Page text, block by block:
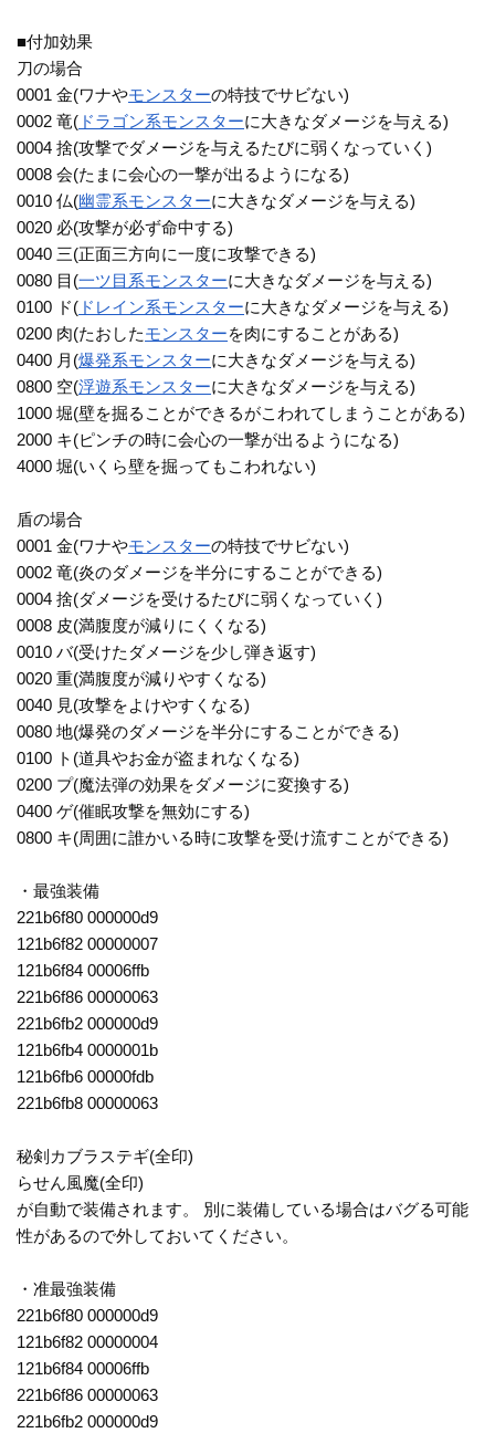
■付加効果
刀の場合
0001 金(ワナやモンスターの特技でサビない)
0002 竜( ドラゴン系モンスターに大きなダメージを与える)
0004 捨(攻撃でダメージを与えるたびに弱くなっていく)
0008 会(たまに会心の一撃が出るようになる)
0010 仏(幽霊系モンスターに大きなダメージを与える)
0020 必(攻撃が必ず命中する)
0040 三(正面三方向に一度に攻撃できる)
0080 目(一ツ目系モンスターに大きなダメージを与える)
0100 ド( ドレイン系モンスターに大きなダメージを与える)
0200 肉(たおしたモンスターを肉にすることがある)
0400 月(爆発系モンスターに大きなダメージを与える)
0800 空(浮遊系モンスターに大きなダメージを与える)
1000 堀(壁を掘ることができるがこわれてしまうことがある)
2000 キ(ピンチの時に会心の一撃が出るようになる)
4000 堀(いくら壁を掘ってもこわれない)
盾の場合
0001 金(ワナやモンスターの特技でサビない)
0002 竜(炎のダメージを半分にすることができる)
0004 捨(ダメージを受けるたびに弱くなっていく)
0008 皮(満腹度が減りにくくなる)
0010 バ(受けたダメージを少し弾き返す)
0020 重(満腹度が減りやすくなる)
0040 見(攻撃をよけやすくなる)
0080 地(爆発のダメージを半分にすることができる)
0100 ト(道具やお金が盗まれなくなる)
0200 プ(魔法弾の効果をダメージに変換する)
0400 ゲ(催眠攻撃を無効にする)
0800 キ(周囲に誰かいる時に攻撃を受け流すことができる)
・最強装備
221b6f80 000000d9
121b6f82 00000007
121b6f84 00006ffb
221b6f86 00000063
221b6fb2 000000d9
121b6fb4 0000001b
121b6fb6 00000fdb
221b6fb8 00000063
秘剣カブラステギ(全印)
らせん風魔(全印)
が自動で装備されます。 別に装備している場合はバグる可能
性があるので外しておいてください。
・准最強装備
221b6f80 000000d9
121b6f82 00000004
121b6f84 00006ffb
221b6f86 00000063
221b6fb2 000000d9